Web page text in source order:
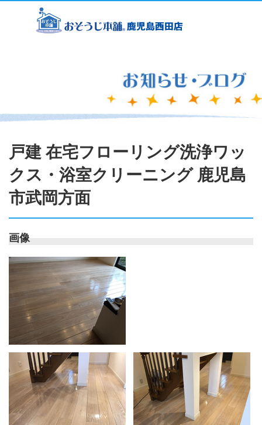
戸建 在宅フローリング洗浄ワッ
クス・浴室クリーニング 鹿児島
市武岡方面
画像